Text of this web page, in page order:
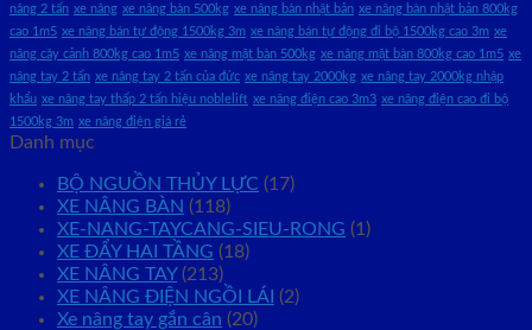
nâng 2 tấn xe nâng xe nâng bàn 500kg xe nâng bàn nhật bản xe nâng bàn nhật bản 800kg
cao 1m5 xe nâng bán tự động 1500kg 3m xe nâng bán tự động đi bộ 1500kg cao 3m xe
nâng cây cảnh 800kg cao 1m5 xe nâng mặt bàn 500kg xe nâng mặt bàn 800kg cao 1m5 xe
nâng tay 2 tấn xe nâng tay 2 tấn của đức xe nâng tay 2000kg xe nâng tay 2000kg nhập
khẩu xe nâng tay thấp 2 tấn hiệu noblelift xe nâng điện cao 3m3 xe nâng điện cao đi bộ
1500kg 3m xe nâng điện giá rẻ
Danh mục
BỘ NGUỒN THỦY LỰC (17)
XE NÂNG BÀN (118)
XE-NANG-TAYCANG-SIEU-RONG (1)
XE ĐẨY HAI TẦNG (18)
XE NÂNG TAY(213)
XE NÂNG ĐIỆN NGỒI LÁI
(2)
Xe nâng tay gắn cân (20)